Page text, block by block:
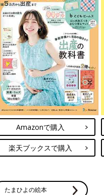
Amazonで購入
楽天ブックスで購入
たまひよの絵本